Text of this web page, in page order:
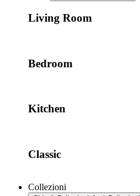
Living Room
Bedroom
Kitchen
Classic
Collezioni